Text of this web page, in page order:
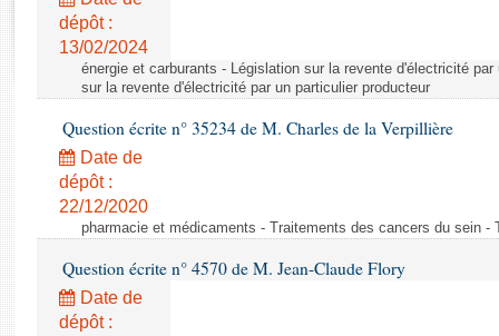
Rapports d'enquête
Rapports législatifs
Baromètre de l’application des lois
Dossiers législatifs
Budget et sécurité sociale
Questions écrites et orales
Comptes rendus des débats
dépôt :
13/02/2024
énergie et carburants - Législation sur la revente d'électricité
sur la revente d'électricité par un particulier producteur
Question écrite n° 35234 de M. Charles de la Verpillière
Date de
dépôt :
22/12/2020
pharmacie et médicaments - Traitements des cancers du sein -
Question écrite n° 4570 de M. Jean-Claude Flory
Date de
dépôt :